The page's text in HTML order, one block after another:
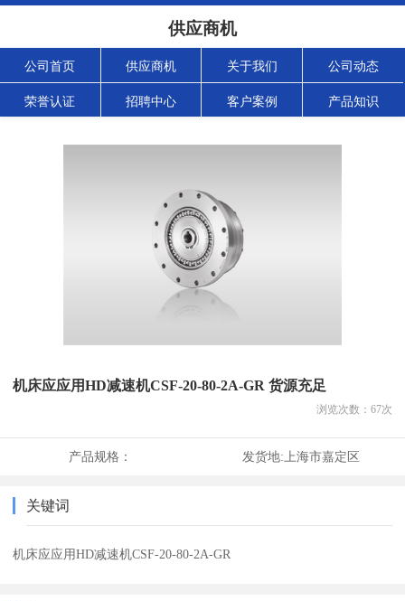
供应商机
公司首页 供应商机 关于我们 公司动态
荣誉认证 招聘中心 客户案例 产品知识
机床应应用HD减速机CSF-20-80-2A-GR 货源充足
浏览次数： 67次
产品规格： 发货地: 上海市嘉定区
关键词
机床应应用HD减速机CSF-20-80-2A-GR